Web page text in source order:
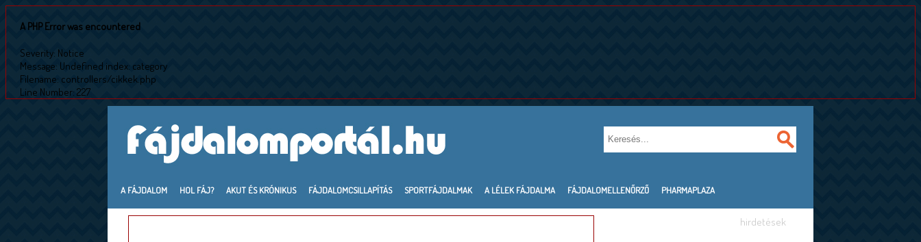
A PHP Error was encountered
Severity: Notice
Message: Undefined index: category
Filename: controllers/cikkek.php
Line Number: 227
A FÁJDALOM HOL FÁJ? AKUT ÉS KRÓNIKUS FÁJDALOMCSILLAPÍTÁS SPORTFÁJDALMAK A LÉLEK FÁJDALMA FÁJDALOMELLENŐRZŐ PHARMAPLAZA
hirdetések